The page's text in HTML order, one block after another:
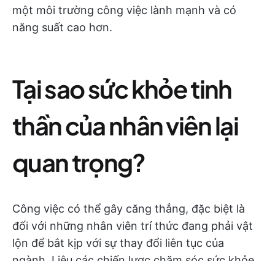
một môi trường công việc lành mạnh và có
năng suất cao hơn.
Tại sao sức khỏe tinh
thần của nhân viên lại
quan trọng?
Công việc có thể gây căng thẳng, đặc biệt là
đối với những nhân viên trí thức đang phải vật
lộn để bắt kịp với sự thay đổi liên tục của